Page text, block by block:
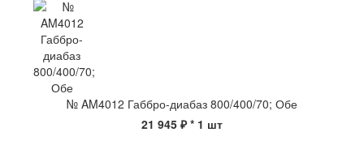
№ AM4012 Габбро-диабаз 800/400/70; Обе
21 945 ₽* 1 шт